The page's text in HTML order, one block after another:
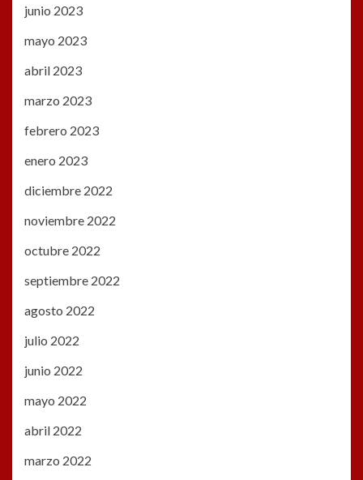
junio 2023
mayo 2023
abril 2023
marzo 2023
febrero 2023
enero 2023
diciembre 2022
noviembre 2022
octubre 2022
septiembre 2022
agosto 2022
julio 2022
junio 2022
mayo 2022
abril 2022
marzo 2022